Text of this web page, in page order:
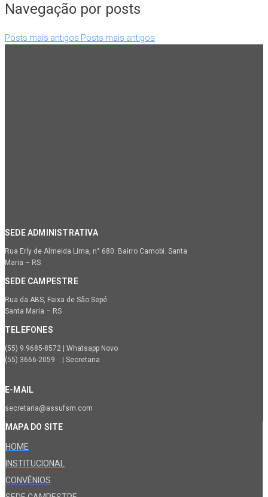
Navegação por posts
Posts mais antigos Posts mais antigos
SEDE ADMINISTRATIVA
Rua Erly de Almeida Lima, n° 680. Bairro Camobi. Santa
Maria – RS
SEDE CAMPESTRE
Rua da ABS, Faixa de São Sepé.
Santa Maria – RS
TELEFONES
(55) 9.9685-8572 | Whatsapp Novo
(55) 3666-2059 | Secretaria
E-MAIL
secretaria@assufsm.com
MAPA DO SITE
HOME
INSTITUCIONAL
CONVÊNIOS